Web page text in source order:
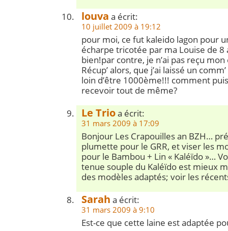
louva a écrit:
10 juillet 2009 à 19:12
pour moi, ce fut kaleido lagon pour
écharpe tricotée par ma Louise de 8
bien!par contre, je n’ai pas reçu
Récup’ alors, que j’ai laissé un
loin d’être 1000ème!!! comment
recevoir tout de même?
Le Trioa écrit:
31 mars 2009 à 17:09
Bonjour Les Crapouilles an BZH…
plumette pour le GRR, et viser les
pour le Bambou + Lin « Kaléïdo »…
tenue souple du Kaléïdo est mieux
des modèles adaptés; voir les
Sarah a écrit:
31 mars 2009 à 9:10
Est-ce que cette laine est adaptée